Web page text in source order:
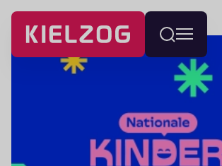
Navigatie
overslaan
Wissel
menu